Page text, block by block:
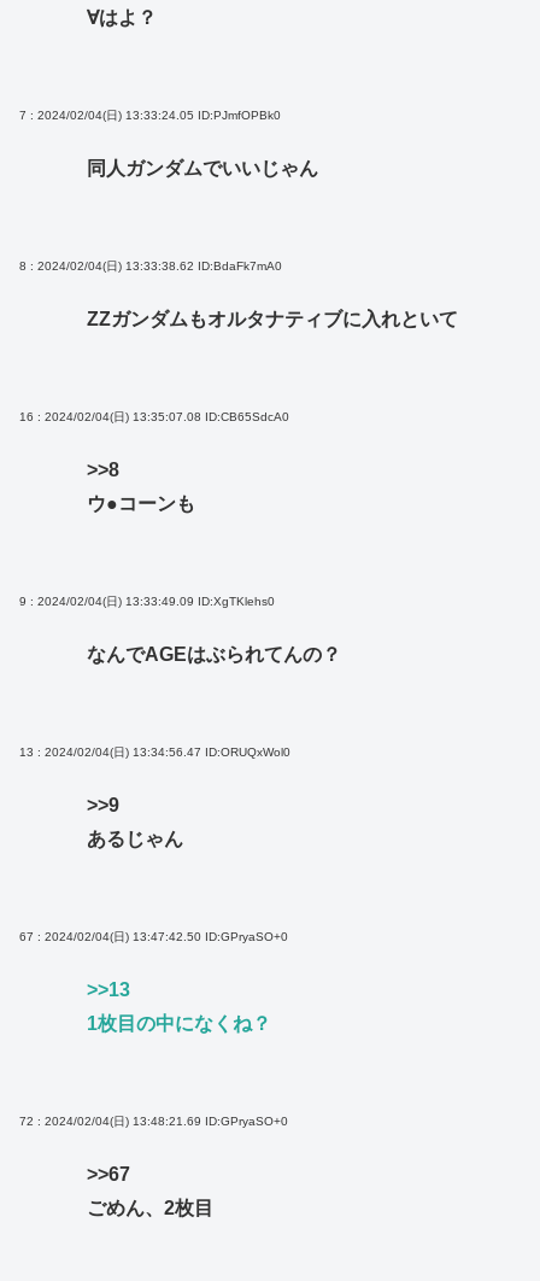
∀はよ？
7 : 2024/02/04(日) 13:33:24.05 ID:PJmfOPBk0
同人ガンダムでいいじゃん
8 : 2024/02/04(日) 13:33:38.62 ID:BdaFk7mA0
ZZガンダムもオルタナティブに入れといて
16 : 2024/02/04(日) 13:35:07.08 ID:CB65SdcA0
>>8
ウ●コーンも
9 : 2024/02/04(日) 13:33:49.09 ID:XgTKlehs0
なんでAGEはぶられてんの？
13 : 2024/02/04(日) 13:34:56.47 ID:ORUQxWol0
>>9
あるじゃん
67 : 2024/02/04(日) 13:47:42.50 ID:GPryaSO+0
>>13
1枚目の中になくね？
72 : 2024/02/04(日) 13:48:21.69 ID:GPryaSO+0
>>67
ごめん、2枚目